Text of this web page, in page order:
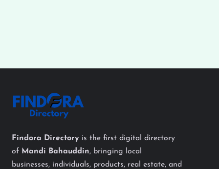
Findora Directory is the first digital directory
of Mandi Bahauddin, bringing local
businesses, individuals, products, real estate, and